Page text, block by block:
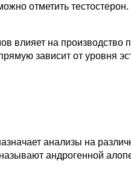
отметить
влияет на
зависит от уровня
анализы на
андрогенной